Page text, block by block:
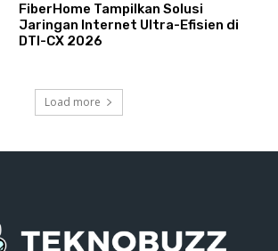
FiberHome Tampilkan Solusi
Jaringan Internet Ultra-Efisien di
DTI-CX 2026
Load more